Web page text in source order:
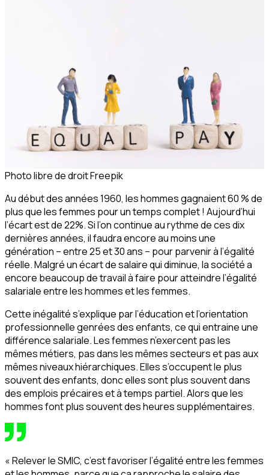
Photo libre de droit Freepik
Au début des années 1960, les hommes gagnaient 60 % de
plus que les femmes pour un temps complet ! Aujourd’hui
l’écart est de 22%. Si l’on continue au rythme de ces dix
dernières années, il faudra encore au moins une
génération – entre 25 et 30 ans – pour parvenir à l’égalité
réelle. Malgré un écart de salaire qui diminue, la société a
encore beaucoup de travail à faire pour atteindre l’égalité
salariale entre les hommes et les femmes.
Cette inégalité s’explique par l’éducation et l’orientation
professionnelle genrées des enfants, ce qui entraine une
différence salariale. Les femmes n’exercent pas les
mêmes métiers, pas dans les mêmes secteurs et pas aux
mêmes niveaux hiérarchiques. Elles s’occupent le plus
souvent des enfants, donc elles sont plus souvent dans
des emplois précaires et à temps partiel. Alors que les
hommes font plus souvent des heures supplémentaires.
« Relever le SMIC, c’est favoriser l’égalité entre les femmes